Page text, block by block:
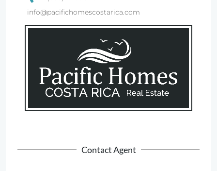
info@pacifichomescostarica.com
Contact Agent